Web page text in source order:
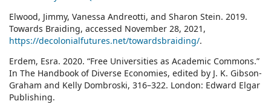
Elwood, Jimmy, Vanessa Andreotti, and Sharon Stein. 2019.
Towards Braiding, accessed November 28, 2021,
https://decolonialfutures.net/towardsbraiding/.
Erdem, Esra. 2020. “Free Universities as Academic Commons.”
In The Handbook of Diverse Economies, edited by J. K. Gibson-
Graham and Kelly Dombroski, 316–322. London: Edward Elgar
Publishing.